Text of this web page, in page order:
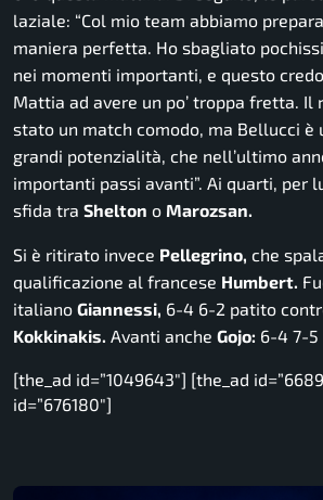
laziale: “Col mio team abbiamo
maniera perfetta. Ho sbagliato
nei momenti importanti, e questo
Mattia ad avere un po’ troppa fretta. Il
stato un match comodo, ma Bellucci è
grandi potenzialità, che nell’ultimo
importanti passi avanti”. Ai quarti, per
sfida tra Shelton o Marozsan.
Si è ritirato invece Pellegrino, che
qualificazione al francese Humbert.
italiano Giannessi, 6-4 6-2 patito
Kokkinakis. Avanti anche Gojo: 6-4 7-
[the_ad id=”1049643″] [the_ad
id=”676180″]